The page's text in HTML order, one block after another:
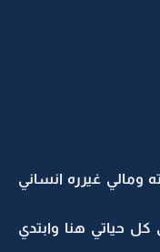
ومالي غيرره انساني
حياتي هنا وابتدي